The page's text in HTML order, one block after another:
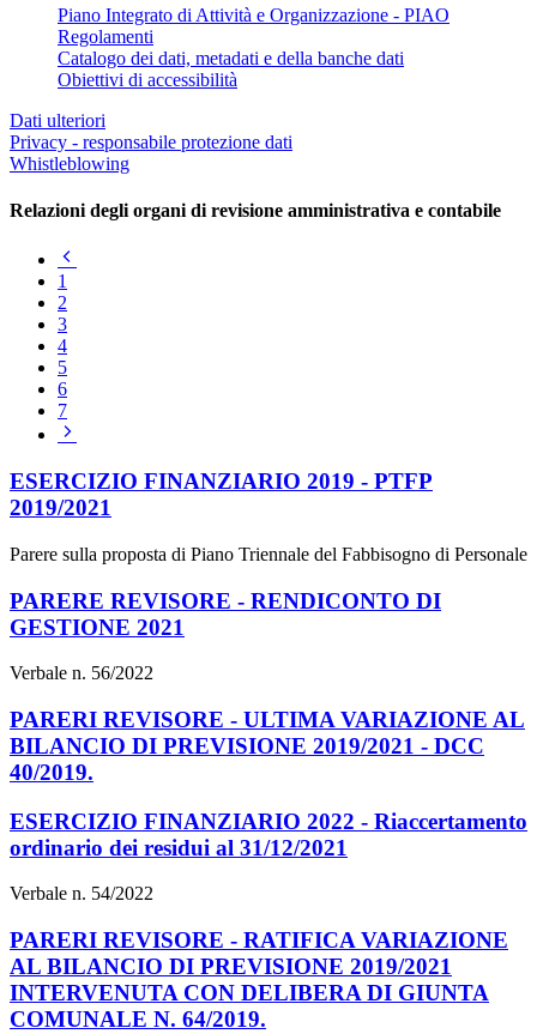
Piano Integrato di Attività e Organizzazione - PIAO
Regolamenti
Catalogo dei dati, metadati e della banche dati
Obiettivi di accessibilità
Dati ulteriori
Privacy - responsabile protezione dati
Whistleblowing
Relazioni degli organi di revisione amministrativa e contabile
1
2
3
4
5
6
7
ESERCIZIO FINANZIARIO 2019 - PTFP
2019/2021
Parere sulla proposta di Piano Triennale del Fabbisogno di Personale
PARERE REVISORE - RENDICONTO DI
GESTIONE 2021
Verbale n. 56/2022
PARERI REVISORE - ULTIMA VARIAZIONE AL
BILANCIO DI PREVISIONE 2019/2021 - DCC
40/2019.
ESERCIZIO FINANZIARIO 2022 - Riaccertamento
ordinario dei residui al 31/12/2021
Verbale n. 54/2022
PARERI REVISORE - RATIFICA VARIAZIONE
AL BILANCIO DI PREVISIONE 2019/2021
INTERVENUTA CON DELIBERA DI GIUNTA
COMUNALE N. 64/2019.